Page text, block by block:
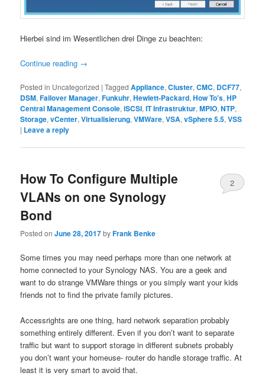
Hierbei sind im Wesentlichen drei Dinge zu beachten:
Continue reading →
Posted in Uncategorized |Tagged Appliance,Cluster,CMC, DCF77,
DSM,Failover Manager,Funkuhr,Hewlett-Packard,How To's,HP
Central Management Console,iSCSI,IT Infrastruktur,MPIO,NTP,
Storage,vCenter,Virtualisierung,VMWare,VSA,vSphere 5.5,VSS
| Leave a reply
How To Configure Multiple
VLANs on one Synology
Bond
Posted onJune 28, 2017byFrank Benke
2
Some times you may need perhaps more than one network at
home connected to your Synology NAS. You are a geek and
want to do strange VMWare things or you simply want your kids
friends not to find the private family pictures.
Accessrights are one thing, hard network separation probably
something entirely different. Even if you don’t want to separate
traffic but want to support storage in different subnets probably
you don’t want your homeuse- router do handle storage traffic. At
least it is very smart to avoid that.